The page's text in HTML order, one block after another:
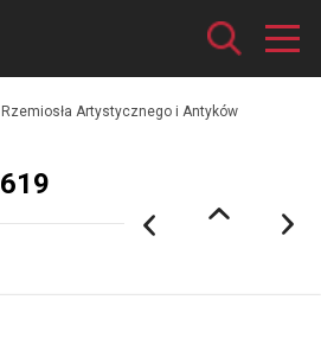
Artystycznego i Antyków